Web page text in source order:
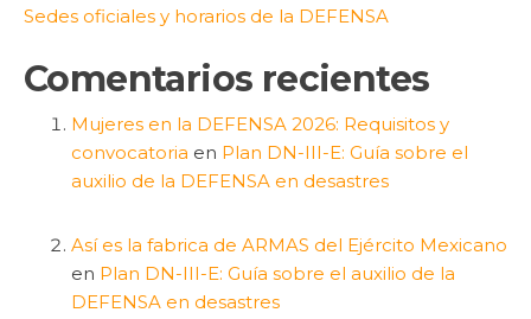
Sedes oficiales y horarios de la DEFENSA
Comentarios recientes
Mujeres en la DEFENSA 2026: Requisitos y
convocatoria en Plan DN-III-E: Guía sobre el
auxilio de la DEFENSA en desastres
Así es la fabrica de ARMAS del Ejército Mexicano
en Plan DN-III-E: Guía sobre el auxilio de la
DEFENSA en desastres